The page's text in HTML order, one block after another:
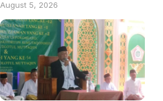
August 5, 2026